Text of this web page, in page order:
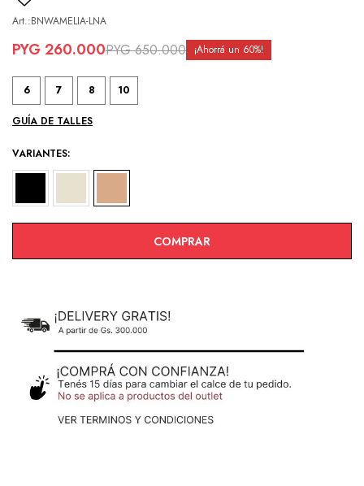
BNWAMELIA-LNA
PYG 260.000PYG 650.000 60
6 7 8 10
GUÍA DE TALLES
VARIANTES:
COMPRAR